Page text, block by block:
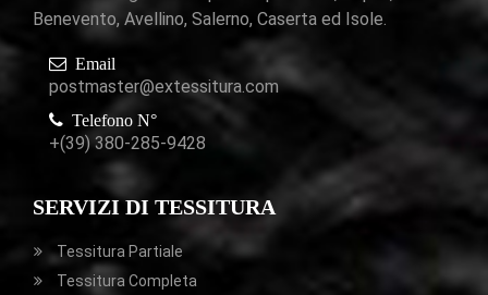
Benevento, Avellino, Salerno, Caserta ed Isole.
Email
postmaster@extessitura.com
Telefono N°
+(39) 380-285-9428
SERVIZI DI TESSITURA
Tessitura Partiale
Tessitura Completa